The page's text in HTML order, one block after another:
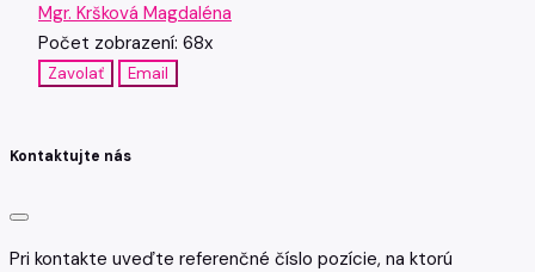
Mgr. Kršková Magdaléna
Počet zobrazení: 68x
Zavolať Email
Kontaktujte nás
Pri kontakte uveďte referenčné číslo pozície, na ktorú